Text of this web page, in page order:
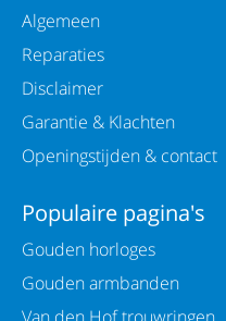
Algemeen
Reparaties
Disclaimer
Garantie & Klachten
Openingstijden & contact
Populaire pagina's
Gouden horloges
Gouden armbanden